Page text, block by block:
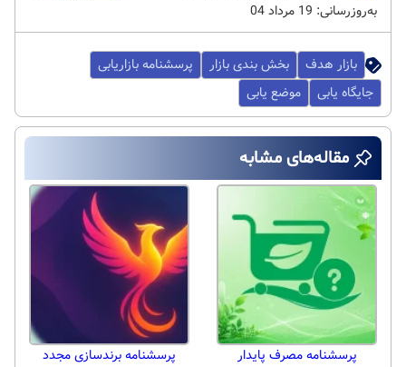
به‌روزرسانی: 19 مرداد 04
بازار هدف بخش بندی بازار
پرسشنامه بازاریابی
جایگاه یابی
موضع یابی
مقاله‌های مشابه
پرسشنامه مصرف پایدار پرسشنامه برندسازی مجدد